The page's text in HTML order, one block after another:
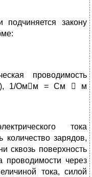
подчиняется закону
проводимость
1/Омм = См  м
тока
количество зарядов,
сквозь поверхность
проводимости через
тока, силой